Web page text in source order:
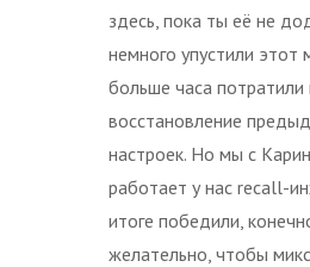
здесь, пока ты её не
немного упустили этот
больше часа потратили
восстановление
настроек. Но мы с
работает у нас recall-
итоге победили,
желательно, чтобы